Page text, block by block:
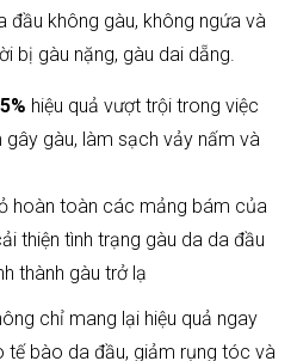
đầu không gàu, không ngứa và
bị gàu nặng, gàu dai dẵng.
hiệu quả vượt trội trong việc
gàu, làm sạch vảy nấm và
hoàn toàn các mảng bám của
thiện tình trạng gàu da da đầu
thành gàu trở lạ
chỉ mang lại hiệu quả ngay
bào da đầu, giảm rụng tóc và